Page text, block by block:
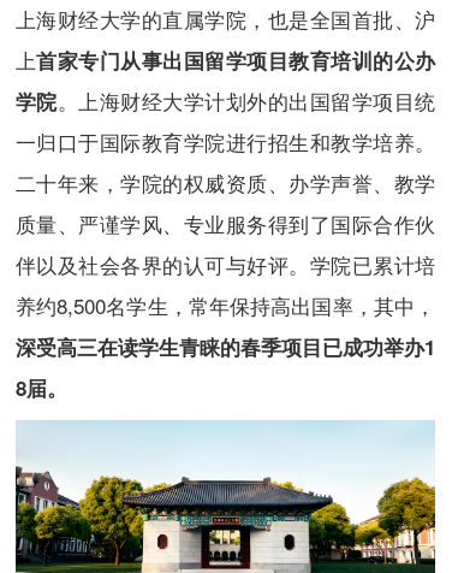
上海财经大学的直属学院，也是全国首批、沪
上首家专门从事出国留学项目教育培训的公办
学院。上海财经大学计划外的出国留学项目统
一归口于国际教育学院进行招生和教学培养。
二十年来，学院的权威资质、办学声誉、教学
质量、严谨学风、专业服务得到了国际合作伙
伴以及社会各界的认可与好评。学院已累计培
养约8,500名学生，常年保持高出国率，其中，
深受高三在读学生青睐的春季项目已成功举办1
8届。